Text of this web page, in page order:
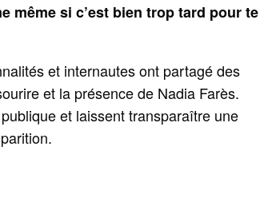
même si c’est bien trop tard pour te
et internautes ont partagé des
et la présence de Nadia Farès.
et laissent transparaître une